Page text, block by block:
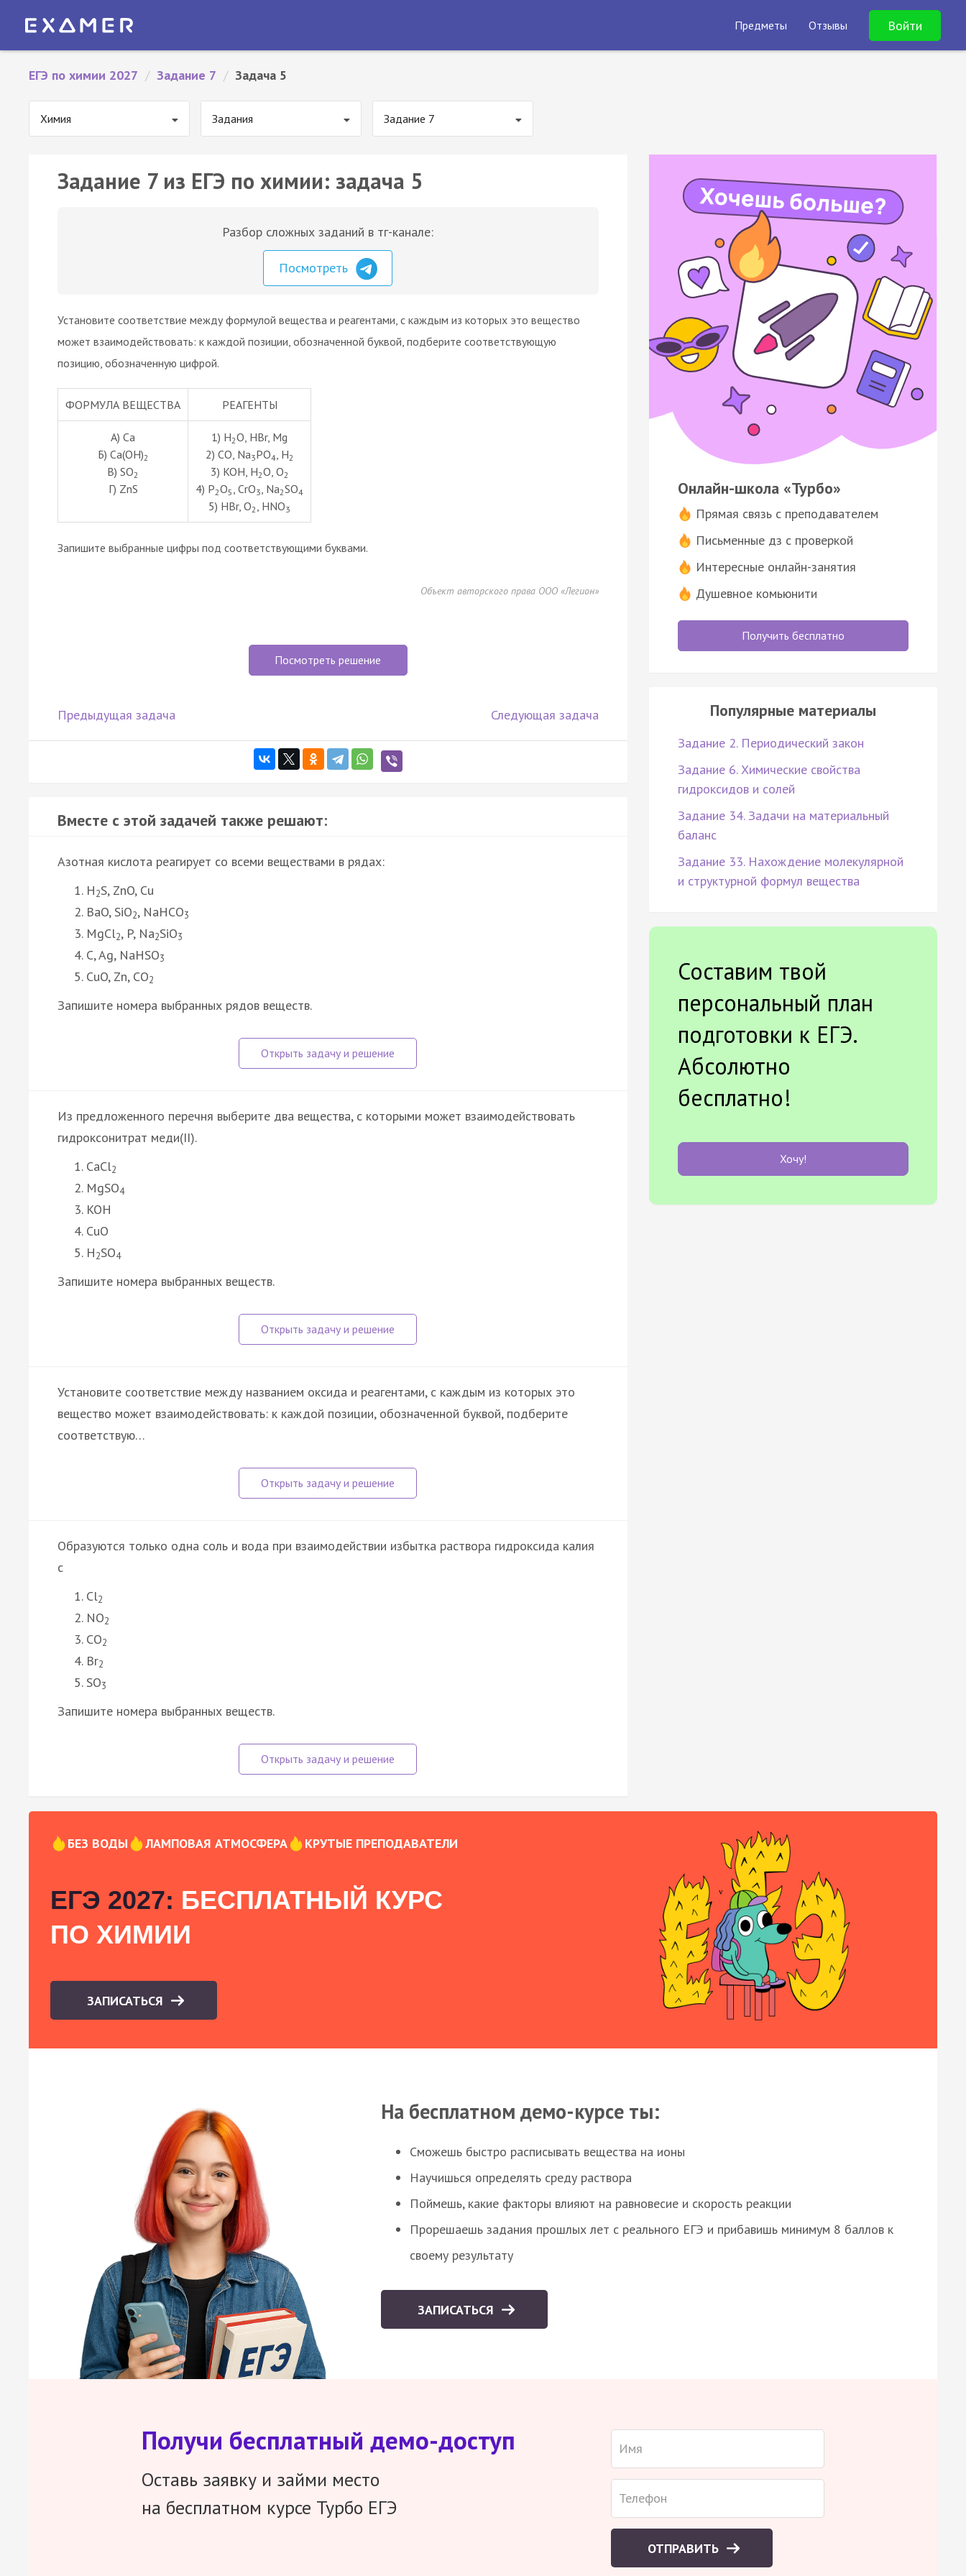
Предметы Отзывы Войти
ЕГЭ по химии 2027 / Задание 7 / Задача 5
Химия Задания Задание 7
Задание 7 из ЕГЭ по химии: задача 5
Разбор сложных заданий в тг-канале:
Посмотреть
Установите соответствие между формулой вещества и реагентами, с каждым из которых это вещество
может взаимодействовать: к каждой позиции, обозначенной буквой, подберите соответствующую
позицию, обозначенную цифрой.
ФОРМУЛА ВЕЩЕСТВА РЕАГЕНТЫ
А) Cа
Б) Cа(ОН)2
В) SО2
Г) ZnS
1) Н2O, НВr, Mg
2) СО, Na3РO4 , Н2
3) KOH, Н2O, О2
4) Р2O5 , СrO3 , Na2SO4
5) НBr, О2 , HNO3
Запишите выбранные цифры под соответствующими буквами.
Объект авторского права ООО «Легион»
Посмотреть решение
Предыдущая задача Следующая задача
Вместе с этой задачей также решают:
Азотная кислота реагирует со всеми веществами в рядах:
H2S, ZnO, Cu
BaO, SiO2, NaHCO3
MgCl2, P, Na2SiO3
C, Ag, NaHSO3
CuO, Zn, CO2
Запишите номера выбранных рядов веществ.
Из предложенного перечня выберите два вещества, с которыми может взаимодействовать
гидроксонитрат меди(II).
CaCl2
MgSO4
KOH
CuO
H2SO4
Запишите номера выбранных веществ.
Установите соответствие между названием оксида и реагентами, с каждым из которых это
вещество может взаимодействовать: к каждой позиции, обозначенной буквой, подберите
соответствую…
Образуются только одна соль и вода при взаимодействии избытка раствора гидроксида калия
с
Cl2
NO2
CO2
Br2
SO3
Запишите номера выбранных веществ.
Онлайн-школа «Турбо»
Прямая связь с преподавателем
Письменные дз с проверкой
Интересные онлайн-занятия
Душевное комьюнити
Получить бесплатно
Популярные материалы
Задание 2. Периодический закон
Задание 6. Химические свойства
гидроксидов и солей
Задание 34. Задачи на материальный
баланс
Задание 33. Нахождение молекулярной
и структурной формул вещества
Составим твой
персональный план
подготовки к ЕГЭ.
Абсолютно
бесплатно!
Хочу!
БЕЗ ВОДЫ ЛАМПОВАЯ АТМОСФЕРА КРУТЫЕ ПРЕПОДАВАТЕЛИ
ЕГЭ 2027: БЕСПЛАТНЫЙ КУРС
ПО ХИМИИ
ЗАПИСАТЬСЯ
На бесплатном демо-курсе ты:
Сможешь быстро расписывать вещества на ионы
Научишься определять среду раствора
Поймешь, какие факторы влияют на равновесие и скорость реакции
Прорешаешь задания прошлых лет с реального ЕГЭ и прибавишь минимум 8 баллов к
своему результату
ЗАПИСАТЬСЯ
Получи бесплатный демо-доступ
Оставь заявку и займи место
на бесплатном курсе Турбо ЕГЭ
ОТПРАВИТЬ